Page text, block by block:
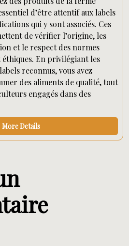
d’être attentif aux labels
qui y sont associés. Ces
de vérifier l’origine, les
et le respect des normes
En privilégiant les
reconnus, vous avez
des aliments de qualité, tout
engagés dans des
More Details